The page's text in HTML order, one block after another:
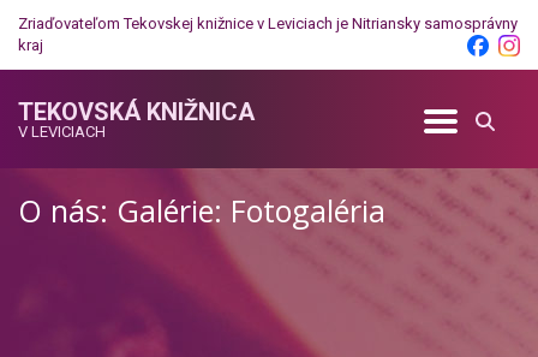
Zriaďovateľom Tekovskej knižnice v Leviciach je Nitriansky samosprávny
kraj
TEKOVSKÁ KNIŽNICA
V LEVICIACH
O nás: Galérie: Fotogaléria